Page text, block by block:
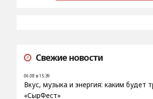
Свежие новости
06.08 в 15:39
Вкус, музыка и энергия: каким будет
«СырФест»